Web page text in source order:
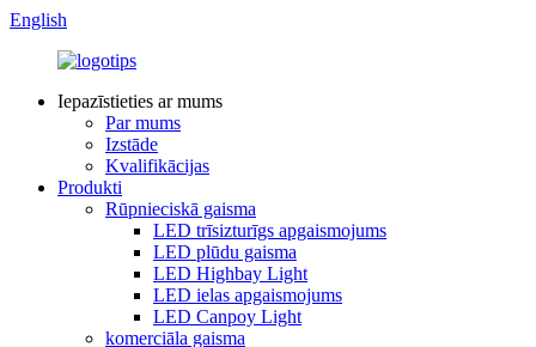
English
Iepazīstieties ar mums
Par mums
Izstāde
Kvalifikācijas
Produkti
Rūpnieciskā gaisma
LED trīsizturīgs apgaismojums
LED plūdu gaisma
LED Highbay Light
LED ielas apgaismojums
LED Canpoy Light
komerciāla gaisma